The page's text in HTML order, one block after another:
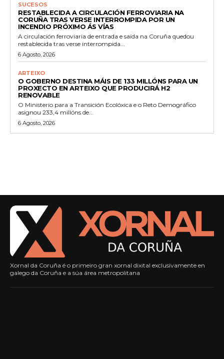
SUCESOS
RESTABLECIDA A CIRCULACIÓN FERROVIARIA NA
CORUÑA TRAS VERSE INTERROMPIDA POR UN
INCENDIO PRÓXIMO ÁS VÍAS
A circulación ferroviaria de entrada e saída na Coruña quedou
restablecida tras verse interrompida...
6 Agosto, 2026
ARTEIXO
O GOBERNO DESTINA MÁIS DE 133 MILLÓNS PARA UN
PROXECTO EN ARTEIXO QUE PRODUCIRÁ H2
RENOVABLE
O Ministerio para a Transición Ecolóxica e o Reto Demográfico
asignou 233,4 millóns de...
6 Agosto, 2026
Xornal da Coruña é o primeiro gran xornal dixital exclusivamente en
galego da Coruña e a súa área metropolitana